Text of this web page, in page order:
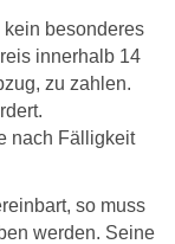
besonderes
innerhalb 14
zu zahlen.
nach Fälligkeit
so muss
werden. Seine